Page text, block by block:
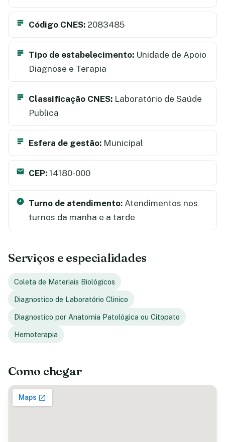
Código CNES: 2083485
Tipo de estabelecimento: Unidade de Apoio
Diagnose e Terapia
Classificação CNES: Laboratório de Saúde
Publica
Esfera de gestão: Municipal
CEP: 14180-000
Turno de atendimento: Atendimentos nos
turnos da manha e a tarde
Serviços e especialidades
Coleta de Materiais Biológicos
Diagnostico de Laboratório Clinico
Diagnostico por Anatomia Patológica ou Citopato
Hemoterapia
Como chegar